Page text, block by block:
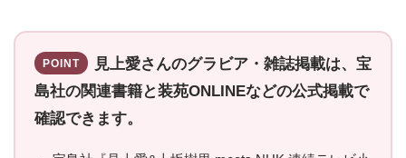
POINT
見上愛さんのグラビア・雑誌掲載は、宝
島社の関連書籍と装苑ONLINEなどの公式掲載で
確認できます。